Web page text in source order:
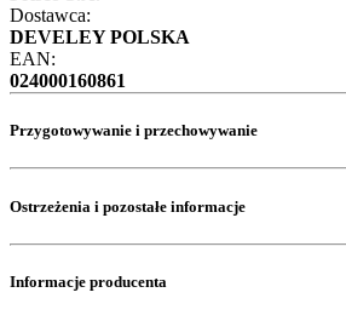
Dostawca:
DEVELEY POLSKA
EAN:
024000160861
Przygotowywanie i przechowywanie
Ostrzeżenia i pozostałe informacje
Informacje producenta